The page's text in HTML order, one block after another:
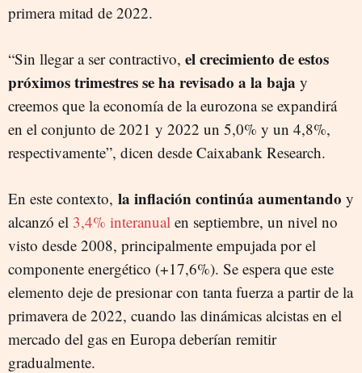
primera mitad de 2022.
“Sin llegar a ser contractivo, el crecimiento de estos
próximos trimestres se ha revisado a la baja y
creemos que la economía de la eurozona se expandirá
en el conjunto de 2021 y 2022 un 5,0% y un 4,8%,
respectivamente”, dicen desde Caixabank Research.
En este contexto, la inflación continúa aumentando y
alcanzó el 3,4% interanual en septiembre, un nivel no
visto desde 2008, principalmente empujada por el
componente energético (+17,6%). Se espera que este
elemento deje de presionar con tanta fuerza a partir de la
primavera de 2022, cuando las dinámicas alcistas en el
mercado del gas en Europa deberían remitir
gradualmente.